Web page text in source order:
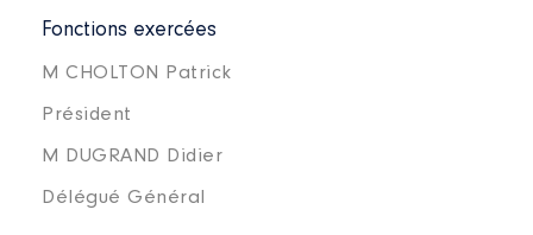
Fonctions exercées
M CHOLTON Patrick
Président
M DUGRAND Didier
Délégué Général